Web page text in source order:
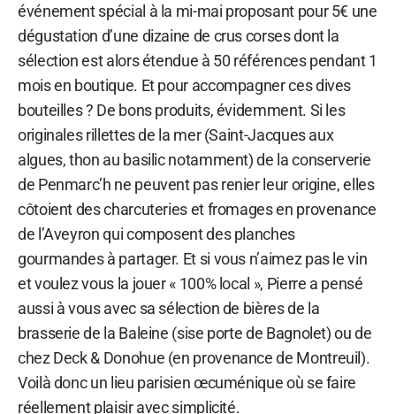
événement spécial à la mi-mai proposant pour 5€ une
dégustation d’une dizaine de crus corses dont la
sélection est alors étendue à 50 références pendant 1
mois en boutique. Et pour accompagner ces dives
bouteilles ? De bons produits, évidemment. Si les
originales rillettes de la mer (Saint-Jacques aux
algues, thon au basilic notamment) de la conserverie
de Penmarc’h ne peuvent pas renier leur origine, elles
côtoient des charcuteries et fromages en provenance
de l’Aveyron qui composent des planches
gourmandes à partager. Et si vous n’aimez pas le vin
et voulez vous la jouer « 100% local », Pierre a pensé
aussi à vous avec sa sélection de bières de la
brasserie de la Baleine (sise porte de Bagnolet) ou de
chez Deck & Donohue (en provenance de Montreuil).
Voilà donc un lieu parisien œcuménique où se faire
réellement plaisir avec simplicité.